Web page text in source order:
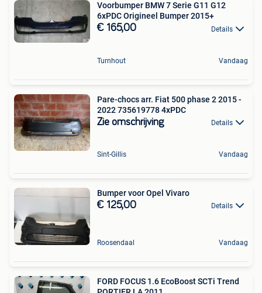
Voorbumper BMW 7 Serie G11 G12
6xPDC Origineel Bumper 2015+
€ 165,00 Details
Turnhout Vandaag
Pare-chocs arr. Fiat 500 phase 2 2015 -
2022 735619778 4xPDC
Zie omschrijving Details
Sint-Gillis Vandaag
Bumper voor Opel Vivaro
€ 125,00 Details
Roosendaal Vandaag
FORD FOCUS 1.6 EcoBoost SCTi Trend